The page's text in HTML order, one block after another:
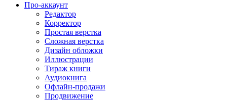
Про-аккаунт
Редактор
Корректор
Простая верстка
Сложная верстка
Дизайн обложки
Иллюстрации
Тираж книги
Аудиокнига
Офлайн-продажи
Продвижение